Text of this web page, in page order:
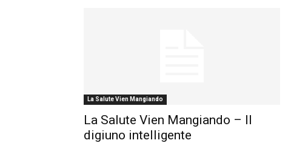
La Salute Vien Mangiando
La Salute Vien Mangiando – Il
digiuno intelligente